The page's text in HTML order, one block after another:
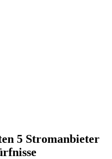
5 Stromanbieter